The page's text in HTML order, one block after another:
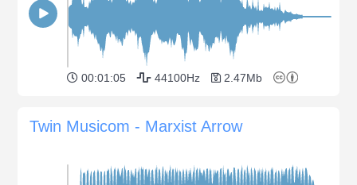
00:01:05 44100Hz 2.47Mb
Twin Musicom - Marxist Arrow